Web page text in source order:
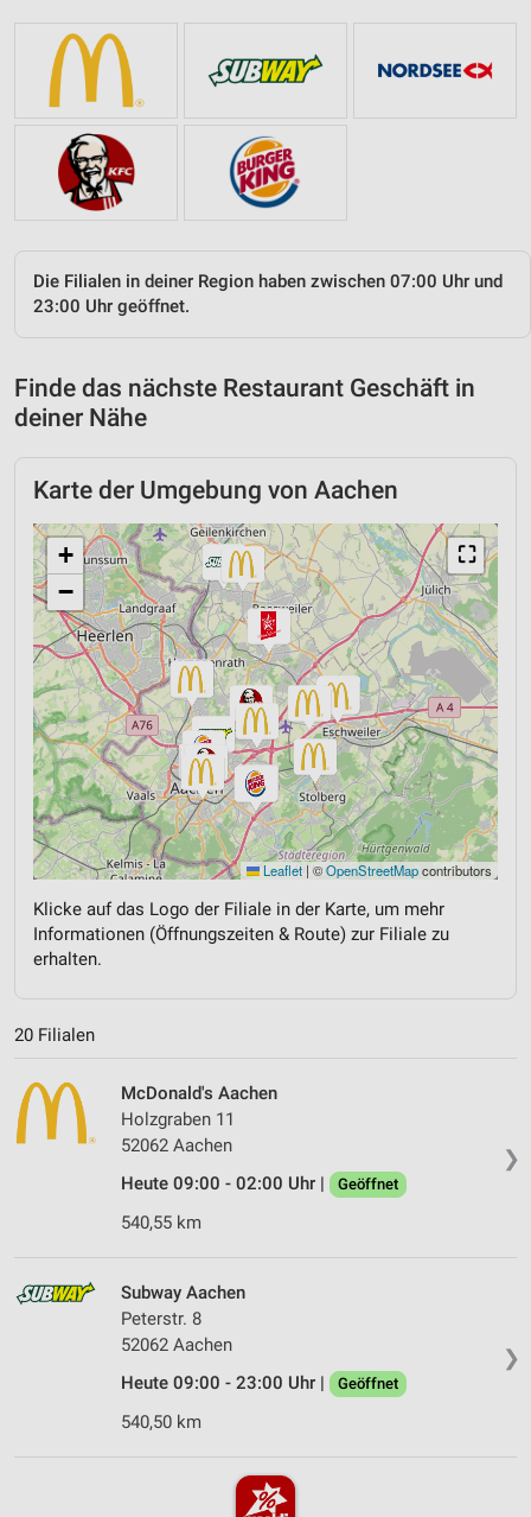
Die Filialen in deiner Region haben zwischen 07:00 Uhr und
23:00 Uhr geöffnet.
Finde das nächste Restaurant Geschäft in
deiner Nähe
Karte der Umgebung von Aachen
⛶
+
−
Leaflet | ©OpenStreetMapcontributors
Klicke auf das Logo der Filiale in der Karte, um mehr
Informationen (Öffnungszeiten & Route) zur Filiale zu
erhalten.
20 Filialen
❯
McDonald's Aachen
Holzgraben 11
52062 Aachen
Heute 09:00 - 02:00 Uhr |
Geöffnet
540,55 km
❯
Subway Aachen
Peterstr. 8
52062 Aachen
Heute 09:00 - 23:00 Uhr |
Geöffnet
540,50 km